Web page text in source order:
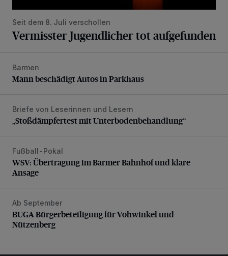
Seit dem 8. Juli verschollen
Vermisster Jugendlicher tot aufgefunden
Mann beschädigt Autos in Parkhaus
Barmen
Mann beschädigt Autos in Parkhaus
„Stoßdämpfertest mit Unterbodenbehandlung“
Briefe von Leserinnen und Lesern
„Stoßdämpfertest mit Unterbodenbehandlung“
WSV: Übertragung im Barmer Bahnhof und klare Ansage
Fußball-Pokal
WSV: Übertragung im Barmer Bahnhof und klare
Ansage
BUGA-Bürgerbeteiligung für Vohwinkel und Nützenberg
Ab September
BUGA-Bürgerbeteiligung für Vohwinkel und
Nützenberg